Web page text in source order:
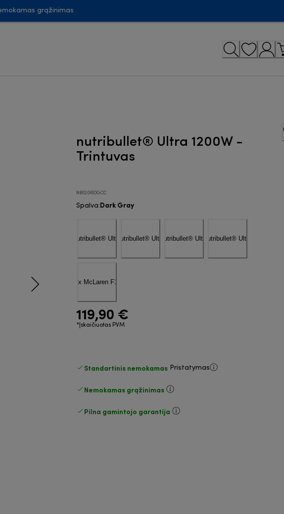
grąžinimas
nutribullet® Ultra 1200W -
Trintuvas
NB1206DGCC
Spalva:Dark Gray
119,90 €
*Įskaičiuotas PVM
Standartinis nemokamas Pristatymas
Nemokamas grąžinimas
Pilna gamintojo garantija